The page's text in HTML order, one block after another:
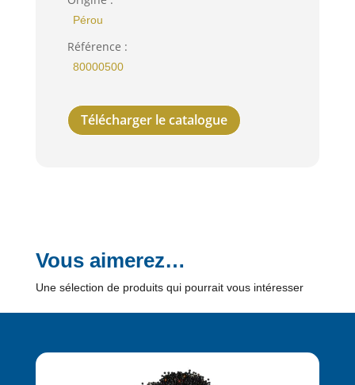
Pérou
Référence :
80000500
Télécharger le catalogue
Vous aimerez…
Une sélection de produits qui pourrait vous intéresser